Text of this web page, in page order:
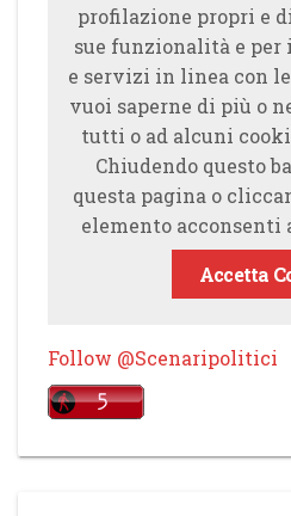
profilazione propri e
sue funzionalità e
e servizi in linea con
vuoi saperne di più o
tutti o ad alcuni
Chiudendo questo
questa pagina o
elemento acconsenti
Accetta
Follow @Scenaripolitici